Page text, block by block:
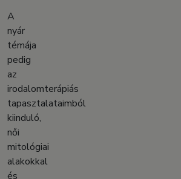
A
nyár
témája
pedig
az
irodalomterápiás
tapasztalataimból
kiinduló,
női
mitológiai
alakokkal
és